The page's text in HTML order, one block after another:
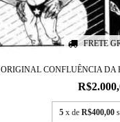
FRETE
ORIGINAL CONFLUÊNCIA DA
5 x deR$400,00